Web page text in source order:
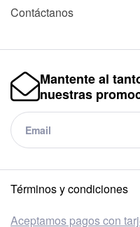
Contáctanos
Mantente al
nuestras
Términos y condiciones
Aceptamos pagos con